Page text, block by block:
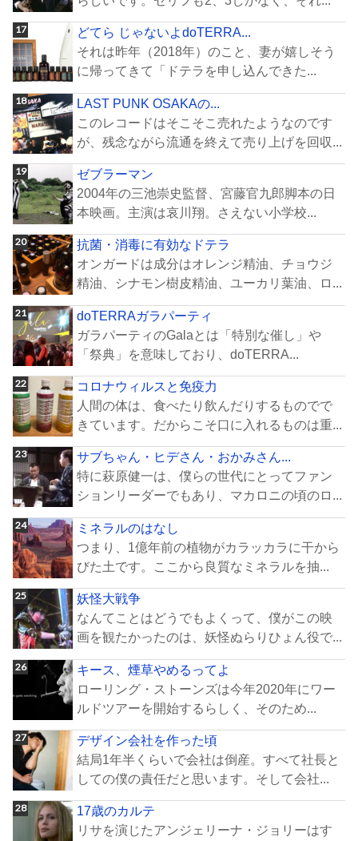
どてら じゃないよdoTERRA...
それは昨年（2018年）のこと、妻が嬉しそう
に帰ってきて「ドテラを申し込んできた...
LAST PUNK OSAKAの...
このレコードはそこそこ売れたようなのです
が、残念ながら流通を終えて売り上げを回収...
ゼブラーマン
2004年の三池崇史監督、宮藤官九郎脚本の日
本映画。主演は哀川翔。さえない小学校...
抗菌・消毒に有効なドテラ
オンガードは成分はオレンジ精油、チョウジ
精油、シナモン樹皮精油、ユーカリ葉油、ロ...
doTERRAガラパーティ
ガラパーティのGalaとは「特別な催し」や
「祭典」を意味しており、doTERRA...
コロナウィルスと免疫力
人間の体は、食べたり飲んだりするものでで
きています。だからこそ口に入れるものは重...
サブちゃん・ヒデさん・おかみさん...
特に萩原健一は、僕らの世代にとってファン
ションリーダーでもあり、マカロニの頃のロ...
ミネラルのはなし
つまり、1億年前の植物がカラッカラに干から
びた土です。ここから良質なミネラルを抽...
妖怪大戦争
なんてことはどうでもよくって、僕がこの映
画を観たかったのは、妖怪ぬらりひょん役で...
キース、煙草やめるってよ
ローリング・ストーンズは今年2020年にワー
ルドツアーを開始するらしく、そのため...
デザイン会社を作った頃
結局1年半くらいで会社は倒産。すべて社長と
しての僕の責任だと思います。そして会社...
17歳のカルテ
リサを演じたアンジェリーナ・ジョリーはす